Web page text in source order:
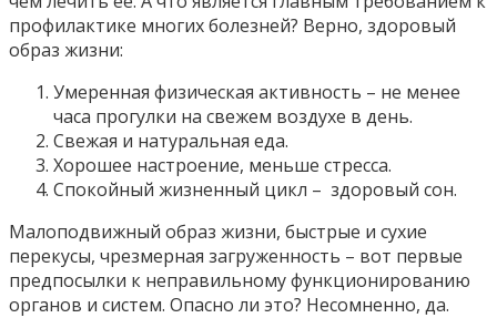
профилактике многих болезней? Верно, здоровый
образ жизни:
Умеренная физическая активность – не менее
часа прогулки на свежем воздухе в день.
Свежая и натуральная еда.
Хорошее настроение, меньше стресса.
Спокойный жизненный цикл – здоровый сон.
Малоподвижный образ жизни, быстрые и сухие
перекусы, чрезмерная загруженность – вот первые
предпосылки к неправильному функционированию
органов и систем. Опасно ли это? Несомненно, да.